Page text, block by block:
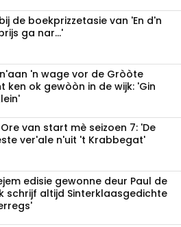
de boekprizzetasie van 'En d'n
ga nar...'
'n wage vor de Gròòte
ken ok gewòòn in de wijk: 'Gin
van start mè seizoen 7: 'De
ver'ale n'uit 't Krabbegat'
edisie gewonne deur Paul de
schrijf altijd Sinterklaasgedichte